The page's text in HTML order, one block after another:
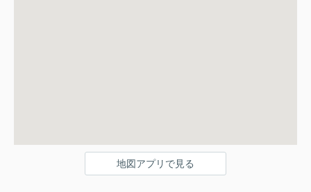
地図アプリで見る